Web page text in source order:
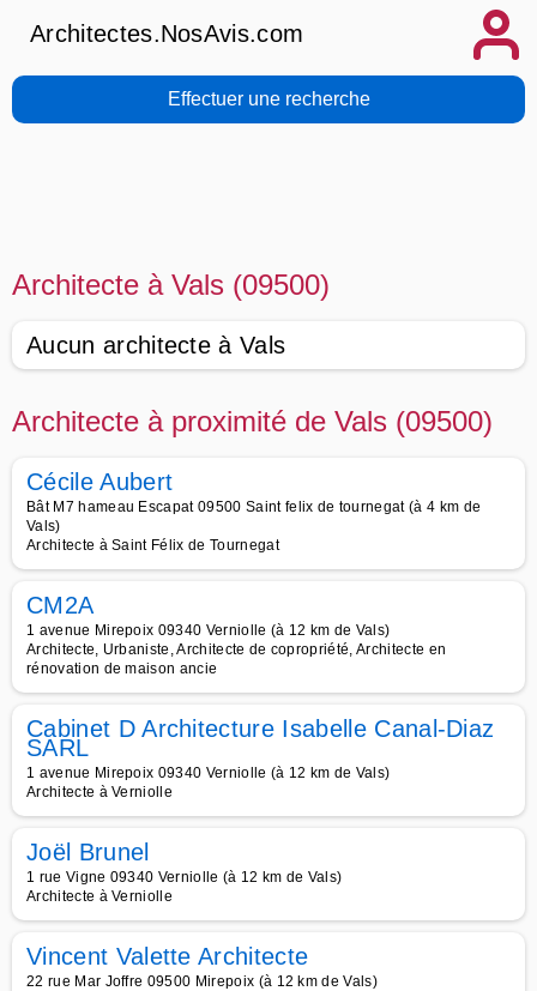
Architectes.NosAvis.com
Effectuer une recherche
Architecte à Vals (09500)
Aucun architecte à Vals
Architecte à proximité de Vals (09500)
Cécile Aubert
Bât M7 hameau Escapat 09500 Saint felix de tournegat (à 4 km de
Vals)
Architecte à Saint Félix de Tournegat
CM2A
1 avenue Mirepoix 09340 Verniolle (à 12 km de Vals)
Architecte, Urbaniste, Architecte de copropriété, Architecte en
rénovation de maison ancie
Cabinet D Architecture Isabelle Canal-Diaz
SARL
1 avenue Mirepoix 09340 Verniolle (à 12 km de Vals)
Architecte à Verniolle
Joël Brunel
1 rue Vigne 09340 Verniolle (à 12 km de Vals)
Architecte à Verniolle
Vincent Valette Architecte
22 rue Mar Joffre 09500 Mirepoix (à 12 km de Vals)